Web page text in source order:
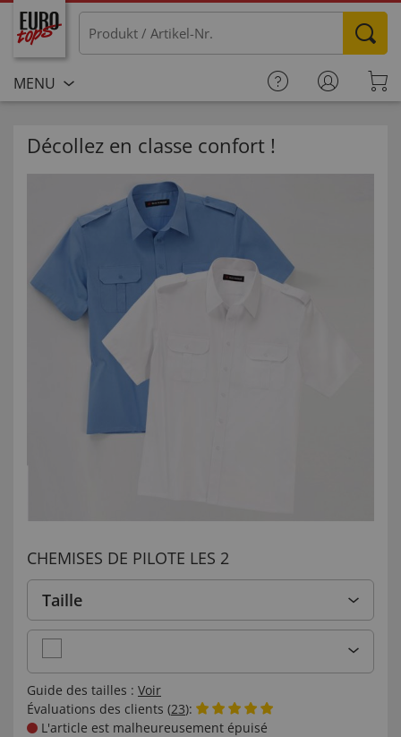
MENU
Décollez en classe confort !
CHEMISES DE PILOTE LES 2
Taille
Guide des tailles : Voir
Évaluations des clients (23):
L'article est malheureusement épuisé